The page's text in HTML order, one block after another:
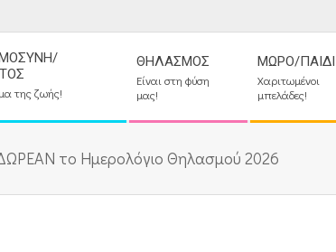
της ζωής!
ΘΗΛΑΣΜΌΣ
Είναι στη φύση
μας!
ΜΩΡΌ/ΠΑΙΔΊ
Χαριτωμένοι
μπελάδες!
το Ημερολόγιο Θηλασμού 2026